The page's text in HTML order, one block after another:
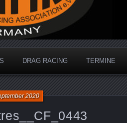
DRAG RACING TERMINE
2020